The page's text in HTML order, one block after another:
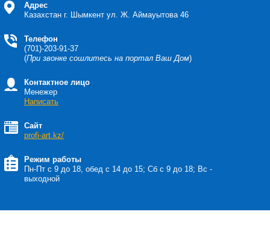
Адрес
Казахстан г. Шымкент ул. Ж. Аймауытова 46
Телефон
(701)-203-91-37
(При звонке сошлитесь на портал Ваш Дом)
Контактное лицо
Менежер
Написать
Сайт
profi-art.kz/
Режим работы
Пн-Пт с 9 до 18, обед с 14 до 15; Сб с 9 до 18; Вс -
выходной